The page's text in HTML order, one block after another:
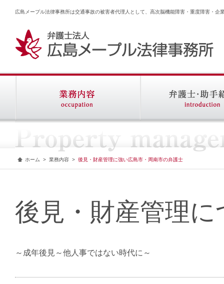
広島メープル法律事務所は交通事故の被害者代理人として、高次脳機能障害・重度障害・企
ホーム > 業務内容 > 後見・財産管理に強い広島市・周南市の弁護士
後見・財産管理に
～成年後見～他人事ではない時代に～